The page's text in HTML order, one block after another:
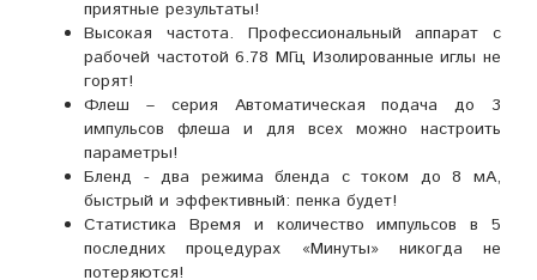
приятные результаты!
Высокая частота. Профессиональный аппарат с
рабочей частотой 6.78 МГц Изолированные иглы не
горят!
Флеш – серия Автоматическая подача до 3
импульсов флеша и для всех можно настроить
параметры!
Бленд - два режима бленда с током до 8 мА,
быстрый и эффективный: пенка будет!
Статистика Время и количество импульсов в 5
последних процедурах «Минуты» никогда не
потеряются!